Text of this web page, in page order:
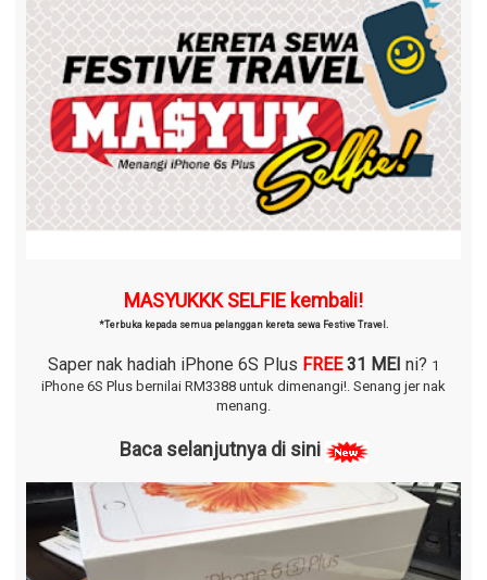
MASYUKKK SELFIE kembali!
*Terbuka kepada semua pelanggan kereta sewa Festive Travel.
Saper nak hadiah iPhone 6S Plus FREE 31 MEI ni? 1
iPhone 6S Plus bernilai RM3388 untuk dimenangi!. Senang jer nak
menang.
Baca selanjutnya di sini